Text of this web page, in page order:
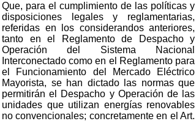
Que, para el cumplimiento de las políticas y
disposiciones legales y reglamentarias,
referidas en los considerandos anteriores,
tanto en el Reglamento de Despacho y
Operación del Sistema Nacional
Interconectado como en el Reglamento para
el Funcionamiento del Mercado Eléctrico
Mayorista, se han dictado las normas que
permitirán el Despacho y Operación de las
unidades que utilizan energías renovables
no convencionales; concretamente en el Art.